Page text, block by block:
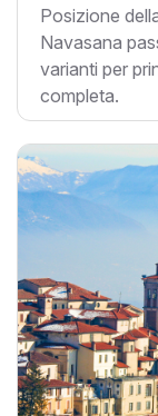
Posizione
Navasana
varianti per
completa.